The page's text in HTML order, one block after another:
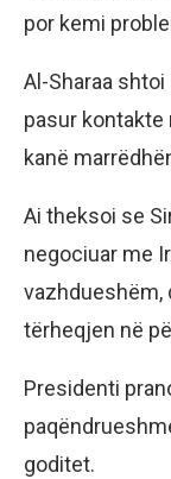
por kemi
Al-Sharaa
pasur kontakte
kanë
Ai theksoi se
negociuar me
vazhdueshëm,
tërheqjen në
Presidenti
goditet.